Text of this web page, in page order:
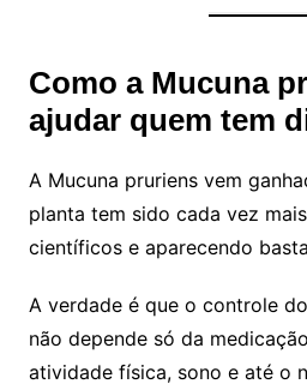
Como a Mucuna
ajudar quem tem
A Mucuna pruriens vem
planta tem sido cada vez
científicos e aparecendo
A verdade é que o controle
não depende só da
atividade física, sono e até o